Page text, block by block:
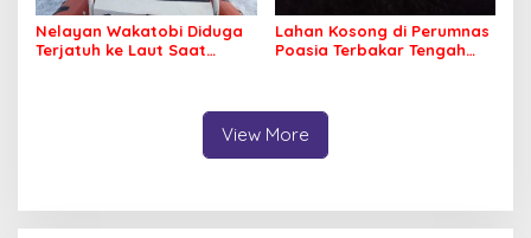
Nelayan Wakatobi Diduga
Terjatuh ke Laut Saat
Lahan Kosong di Perumnas
Poasia Terbakar Tengah
View More